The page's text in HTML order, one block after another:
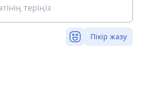
Пікір жазу